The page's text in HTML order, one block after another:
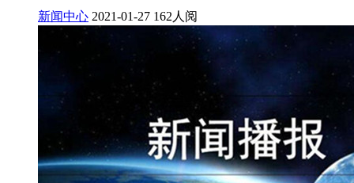
新闻中心 2021-01-27 162人阅